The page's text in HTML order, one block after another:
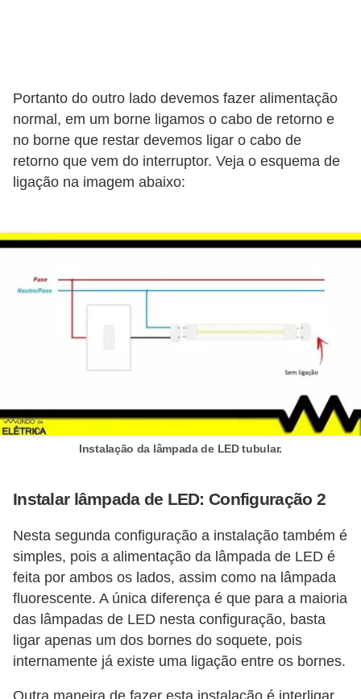
Portanto do outro lado devemos fazer alimentação
normal, em um borne ligamos o cabo de retorno e
no borne que restar devemos ligar o cabo de
retorno que vem do interruptor. Veja o esquema de
ligação na imagem abaixo:
Instalação da lâmpada de LED tubular.
Instalar lâmpada de LED: Configuração 2
Nesta segunda configuração a instalação também é
simples, pois a alimentação da lâmpada de LED é
feita por ambos os lados, assim como na lâmpada
fluorescente. A única diferença é que para a maioria
das lâmpadas de LED nesta configuração, basta
ligar apenas um dos bornes do soquete, pois
internamente já existe uma ligação entre os bornes.
r
a
e
r
c
H
t
r
i
a
s
d
a
e